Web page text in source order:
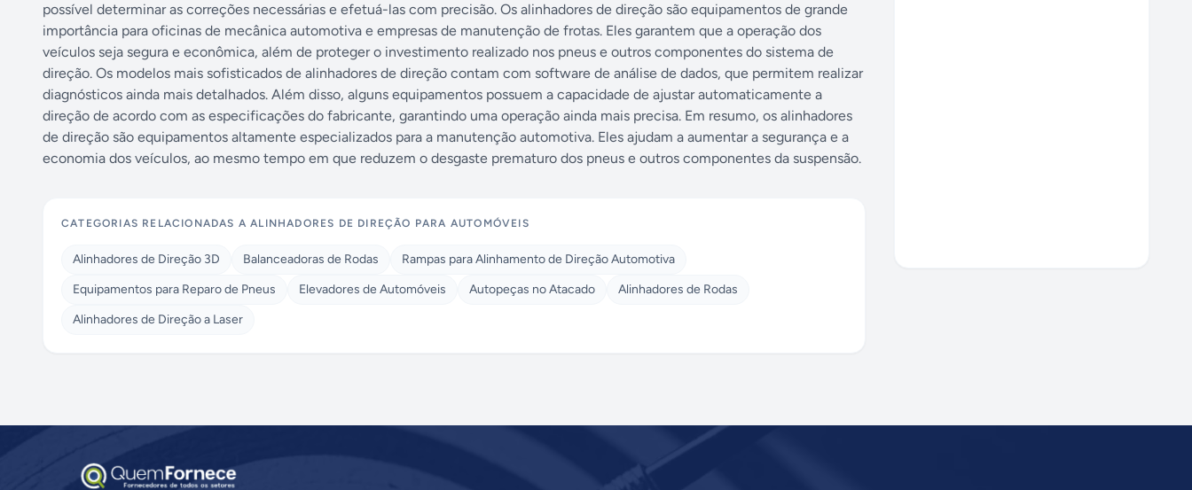
possível determinar as correções necessárias e efetuá-las com precisão. Os alinhadores de direção são equipamentos de grande
importância para oficinas de mecânica automotiva e empresas de manutenção de frotas. Eles garantem que a operação dos
veículos seja segura e econômica, além de proteger o investimento realizado nos pneus e outros componentes do sistema de
direção. Os modelos mais sofisticados de alinhadores de direção contam com software de análise de dados, que permitem realizar
diagnósticos ainda mais detalhados. Além disso, alguns equipamentos possuem a capacidade de ajustar automaticamente a
direção de acordo com as especificações do fabricante, garantindo uma operação ainda mais precisa. Em resumo, os alinhadores
de direção são equipamentos altamente especializados para a manutenção automotiva. Eles ajudam a aumentar a segurança e a
economia dos veículos, ao mesmo tempo em que reduzem o desgaste prematuro dos pneus e outros componentes da suspensão.
CATEGORIAS RELACIONADAS AALINHADORES DE DIREÇÃO PARA AUTOMÓVEIS
Alinhadores de Direção 3D Balanceadoras de Rodas
Rampas para Alinhamento de Direção Automotiva
Equipamentos para Reparo de Pneus
Elevadores de Automóveis Autopeças no Atacado
Alinhadores de Rodas
Alinhadores de Direção a Laser